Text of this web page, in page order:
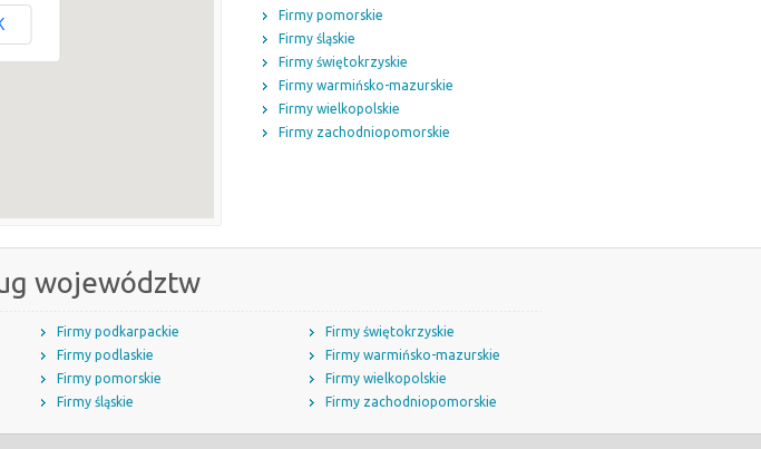
Firmy pomorskie
Firmy śląskie
Firmy świętokrzyskie
Firmy warmińsko-mazurskie
Firmy wielkopolskie
Firmy zachodniopomorskie
województw
Firmy podkarpackie
Firmy podlaskie
Firmy pomorskie
Firmy śląskie
Firmy świętokrzyskie
Firmy warmińsko-mazurskie
Firmy wielkopolskie
Firmy zachodniopomorskie